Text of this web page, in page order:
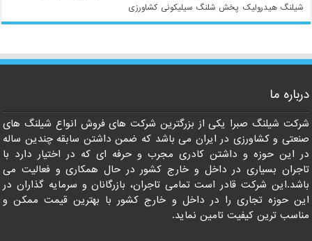
شیلنگ هیدرولیک پخش شلنگ سیلیکونی کشاورزی
درباره ما
شرکت شیلنگ صبرا یکی از بزرگترین شرکت های فروش انواع شیلنگ های
صنعتی و کشاورزی در ایران می باشد که ضمن داشتن سابقه چندین ساله
در این حوزه و داشتن کادری مجرب و حرفه ای که در اختیار دارد با
تاجران بسیاری در داخل و خارج کشور در حال همکاری و فعالیت می
باشد.این شرکت قادر است تمامی تاجران، بازرگانان و سرمایه گذاران در
این حوزه تجاری را در داخل و خارج کشور با بهترین قیمت ممکن و
مناسب ترین کیفیت تامین نماید.